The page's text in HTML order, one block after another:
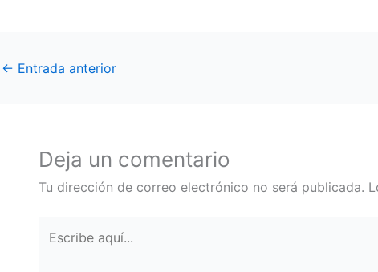
← Entrada anterior
Deja un comentario
Tu dirección de correo electrónico no será publicada.
aquí...